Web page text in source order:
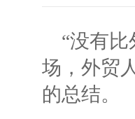
“没有
场，外贸
的总结。